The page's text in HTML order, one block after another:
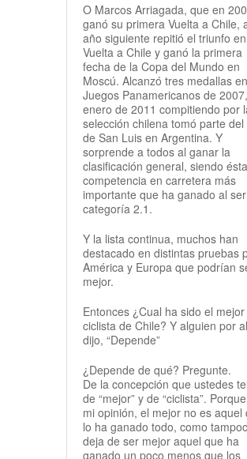
O Marcos Arriagada, que en
ganó su primera Vuelta a Chile,
año siguiente repitió el triunfo
Vuelta a Chile y ganó la primera
fecha de la Copa del Mundo en
Moscú. Alcanzó tres medallas
Juegos Panamericanos de
enero de 2011 compitiendo por
selección chilena tomó parte del
de San Luis en Argentina. Y
sorprende a todos al ganar la
clasificación general, siendo
competencia en carretera más
importante que ha ganado al
categoría 2.1.
Y la lista continua, muchos han
destacado en distintas pruebas
América y Europa que podrían
mejor.
Entonces ¿Cual ha sido el mejor
ciclista de Chile? Y alguien por
dijo, “Depende”
¿Depende de qué? Pregunte.
De la concepción que ustedes
de “mejor” y de “ciclista”.
mi opinión, el mejor no es aquel
lo ha ganado todo, como
deja de ser mejor aquel que ha
ganado un poco menos que los